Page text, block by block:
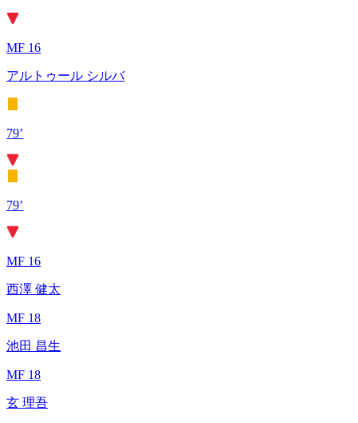
MF 16
アルトゥール シルバ
79’
79’
MF 16
西澤 健太
MF 18
池田 昌生
MF 18
玄 理吾